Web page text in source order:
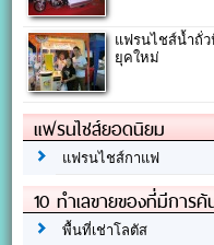
แฟรนไชส์น้ำถั่ว
ยุคใหม่
แฟรนไชส์ยอดนิยม
แฟรนไชส์กาแฟ
10 ทำเลขายของที่มีการ
พื้นที่เช่าโลตัส